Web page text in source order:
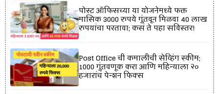
पोस्ट ऑफिसच्या या योजनेमध्ये फक्त
मासिक 3000 रुपये गुंतवून मिळवा 40 लाख
रुपयांचा परतावा; कसं ते पहा सविस्तर!
Post Office ची कमालीची सेव्हिंग स्कीम;
1000 गुंतवणूक करा आणि महिन्याला २०
हजारांचं पेन्शन फिक्स